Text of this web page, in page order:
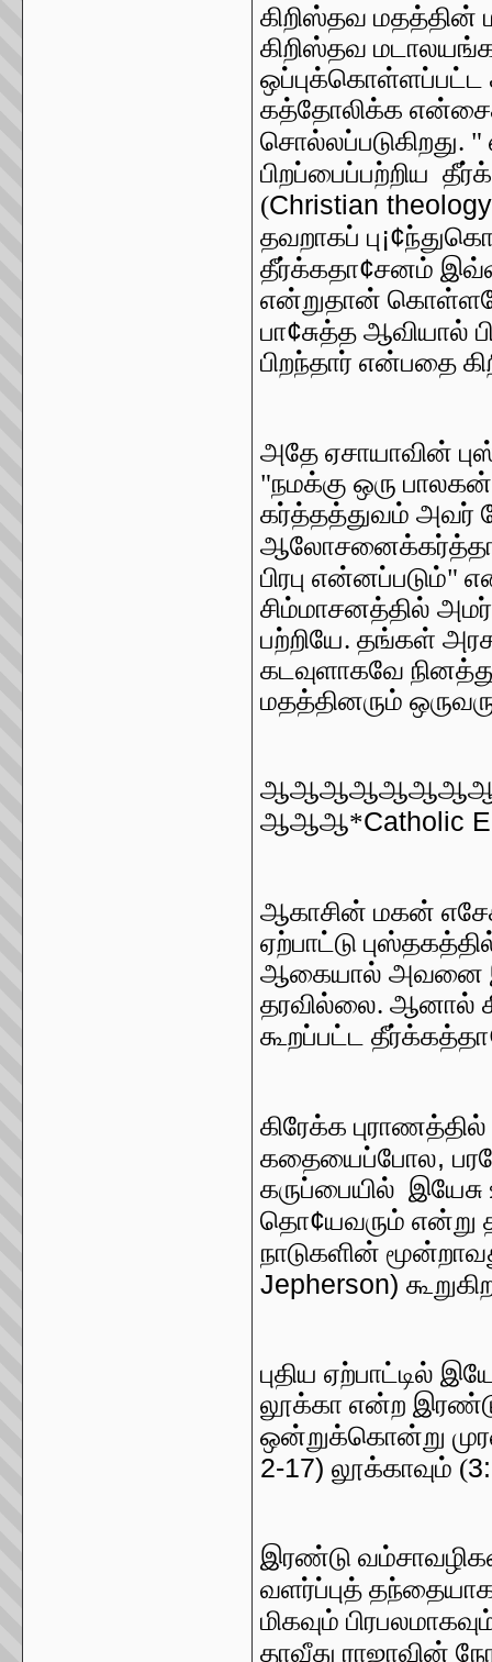
கிறிஸ்தவ மதத்தின்
கிறிஸ்தவ
ஒப்புக்கொள்ளப்பட்ட
கத்தோலிக்க
சொல்லப்படுகிறது.
பிறப்பைப்பற்றிய
(Christian
தவறாகப் பு¡¢
தீர்க்கதா¢சனம்
என்றுதான்
பா¢சுத்த ஆவியால்
பிறந்தார் என்பதை
அதே ஏசாயாவின்
"நமக்கு ஒரு
கர்த்தத்துவம் அவர்
பிரபு என்னப்படும்"
சிம்மாசனத்தில்
பற்றியே. தங்கள்
கடவுளாகவே
மதத்தினரும்
ஆஆஆ*Catholic
ஆகாசின் மகன்
ஏற்பாட்டு
ஆகையால் அவனை
தரவில்லை. ஆனால்
கூறப்பட்ட தீர்க்கத்தா
கிரேக்க புராணத்தில்
கதையைப்போல,
கருப்பையில்
தொ¢யவரும் என்று
நாடுகளின்
Jepherson)
புதிய ஏற்பாட்டில்
லூக்கா என்ற இரண்டு
ஒன்றுக்கொன்று
2-17) லூக்காவும் (
இரண்டு
வளர்ப்புத்
மிகவும்
தாவீது ராஜாவின்